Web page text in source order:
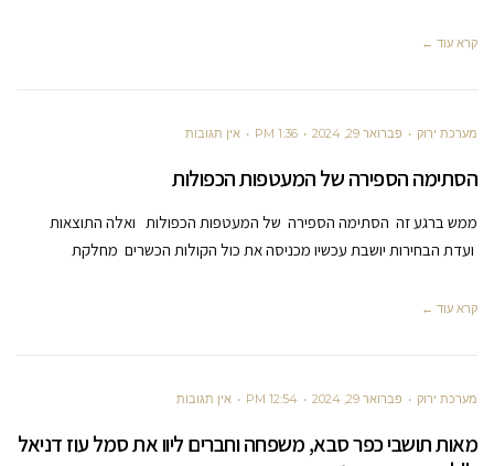
קרא עוד ←
מערכת ירוק פברואר 29, 2024 1:36 PM אין תגובות
הסתימה הספירה של המעטפות הכפולות
ממש ברגע זה הסתימה הספירה של המעטפות הכפולות ואלה התוצאות
ועדת הבחירות יושבת עכשיו מכניסה את כול הקולות הכשרים מחלקת
קרא עוד ←
מערכת ירוק פברואר 29, 2024 12:54 PM אין תגובות
מאות תושבי כפר סבא, משפחה וחברים ליוו את סמל עוז דניאל